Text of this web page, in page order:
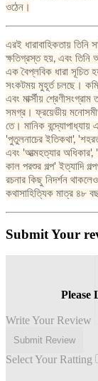
ওঠেন।
এরই ধারাবাহিকতায় তিনি
ক্ষতিগ্রস্ত হয়, এবং তিনি
এক বৈপ্লবিক ধারা সূচিত
সংকটময় মুহূর্ত চলছে।
এবং মার্ক্সীয়
সমগ্র। ফ্রয়েডীয়
তে। মানিক বন্দ্যোপাধ্যায়
'পুতুলনাচের ইতিকথা',
এবং 'আত্মহত্যার অধিকার',
কাল পরশুর গল্প' ইত্যাদি
রচনার কিছু নিদর্শন
কথাসাহিত্যিক মাত্র ৪৮
Submit Your
Write Your Review
Select Your Ratting
Please